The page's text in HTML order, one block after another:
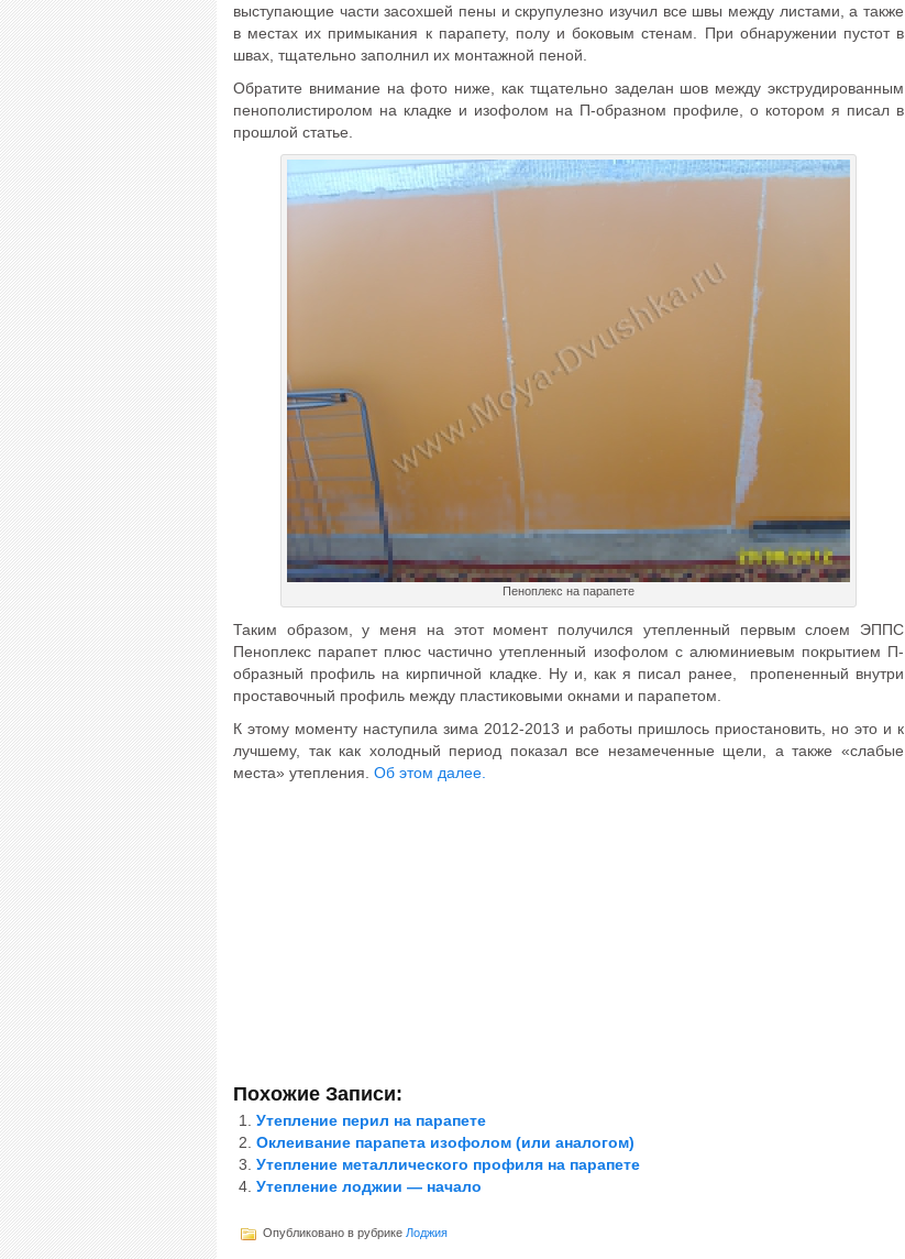
выступающие части засохшей пены и скрупулезно изучил все швы между листами, а также
в местах их примыкания к парапету, полу и боковым стенам. При обнаружении пустот в
швах, тщательно заполнил их монтажной пеной.
Обратите внимание на фото ниже, как тщательно заделан шов между экструдированным
пенополистиролом на кладке и изофолом на П-образном профиле, о котором я писал в
прошлой статье.
Пеноплекс на парапете
Таким образом, у меня на этот момент получился утепленный первым слоем ЭППС
Пеноплекс парапет плюс частично утепленный изофолом с алюминиевым покрытием П-
образный профиль на кирпичной кладке. Ну и, как я писал ранее, пропененный внутри
проставочный профиль между пластиковыми окнами и парапетом.
К этому моменту наступила зима 2012-2013 и работы пришлось приостановить, но это и к
лучшему, так как холодный период показал все незамеченные щели, а также «слабые
места» утепления. Об этом далее.
Похожие Записи:
Утепление перил на парапете
Оклеивание парапета изофолом (или аналогом)
Утепление металлического профиля на парапете
Утепление лоджии — начало
Опубликовано в рубрике Лоджия